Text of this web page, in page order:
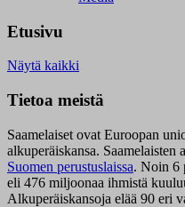
Etusivu
Näytä kaikki
Tietoa meistä
Saamelaiset ovat Euroopan
alkuperäiskansa. Saamelaisten
Suomen perustuslaissa. Noin 6
eli 476 miljoonaa ihmistä
Alkuperäiskansoja elää 90 eri